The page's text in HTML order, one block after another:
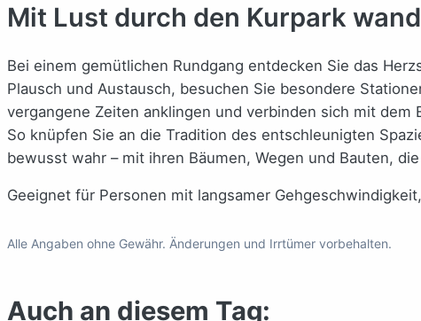
Mit Lust durch den Kurpark
Bei einem gemütlichen Rundgang entdecken Sie das
Plausch und Austausch, besuchen Sie besondere
vergangene Zeiten anklingen und verbinden sich mit dem
So knüpfen Sie an die Tradition des entschleunigten
bewusst wahr – mit ihren Bäumen, Wegen und Bauten,
Geeignet für Personen mit langsamer
Alle Angaben ohne Gewähr. Änderungen und Irrtümer vorbehalten.
Auch an diesem Tag: